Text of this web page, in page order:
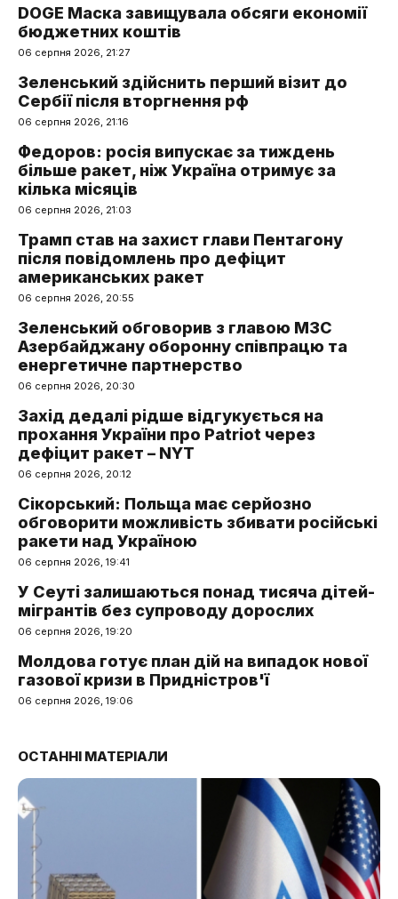
DOGE Маска завищувала обсяги економії
бюджетних коштів
06 серпня 2026, 21:27
Зеленський здійснить перший візит до
Сербії після вторгнення рф
06 серпня 2026, 21:16
Федоров: росія випускає за тиждень
більше ракет, ніж Україна отримує за
кілька місяців
06 серпня 2026, 21:03
Трамп став на захист глави Пентагону
після повідомлень про дефіцит
американських ракет
06 серпня 2026, 20:55
Зеленський обговорив з главою МЗС
Азербайджану оборонну співпрацю та
енергетичне партнерство
06 серпня 2026, 20:30
Захід дедалі рідше відгукується на
прохання України про Patriot через
дефіцит ракет – NYT
06 серпня 2026, 20:12
Сікорський: Польща має серйозно
обговорити можливість збивати російські
ракети над Україною
06 серпня 2026, 19:41
У Сеуті залишаються понад тисяча дітей-
мігрантів без супроводу дорослих
06 серпня 2026, 19:20
Молдова готує план дій на випадок нової
газової кризи в Придністров'ї
06 серпня 2026, 19:06
ОСТАННІ МАТЕРІАЛИ